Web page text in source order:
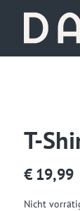
T-
€ 19,99
Nicht